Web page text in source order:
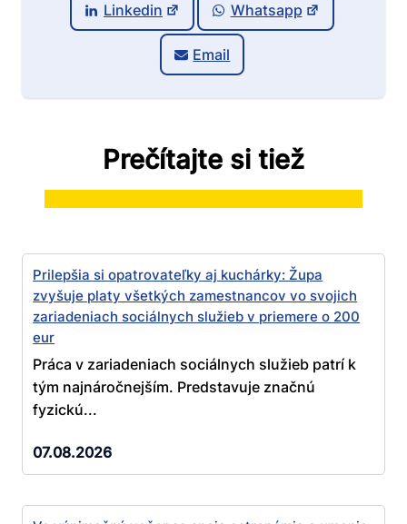
Linkedin Whatsapp
Email
Prečítajte si tiež
Prilepšia si opatrovateľky aj kuchárky: Župa
zvyšuje platy všetkých zamestnancov vo svojich
zariadeniach sociálnych služieb v priemere o 200
eur
Práca v zariadeniach sociálnych služieb patrí k
tým najnáročnejším. Predstavuje značnú
fyzickú...
07.08.2026